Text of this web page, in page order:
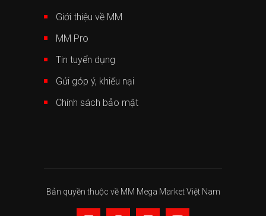
Giới thiệu về MM
MM Pro
Tin tuyển dụng
Gửi góp ý, khiếu nại
Chính sách bảo mật
Bản quyền thuộc về MM Mega Market Việt Nam